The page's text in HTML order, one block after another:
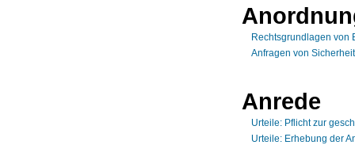
Rechtsgrundlagen von
Anfragen von
Anrede
Urteile: Pflicht zur
Urteile: Erhebung der